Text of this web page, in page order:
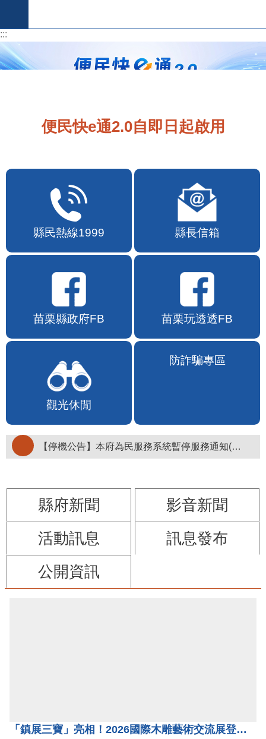
:::
:::
便民快e通2.0自即日起啟用
縣民熱線1999 縣長信箱
苗栗縣政府FB 苗栗玩透透FB
觀光休閒
【停機公告】本府為民服務系統暫停服務通知(停止服務時間：115年8月6日17時至19時)
縣府新聞
影音新聞
活動訊息
訊息發布
公開資訊
「鎮展三寶」亮相！2026國際木雕藝術交流展登場 國際木雕競賽得獎入圍名單同步揭曉